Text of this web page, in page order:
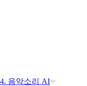
4. 음악소리 AI